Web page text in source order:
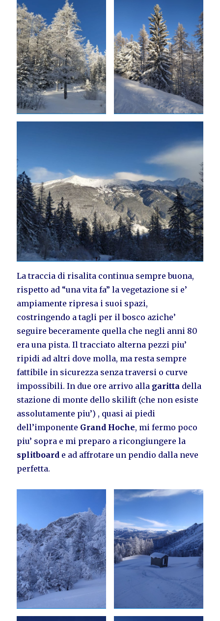
La traccia di risalita continua sempre buona,
rispetto ad “una vita fa” la vegetazione si e’
ampiamente ripresa i suoi spazi,
costringendo a tagli per il bosco aziche’
seguire beceramente quella che negli anni 80
era una pista. Il tracciato alterna pezzi piu’
ripidi ad altri dove molla, ma resta sempre
fattibile in sicurezza senza traversi o curve
impossibili. In due ore arrivo alla garitta della
stazione di monte dello skilift (che non esiste
assolutamente piu’) , quasi ai piedi
dell’imponente Grand Hoche, mi fermo poco
piu’ sopra e mi preparo a ricongiungere la
splitboard e ad affrotare un pendio dalla neve
perfetta.